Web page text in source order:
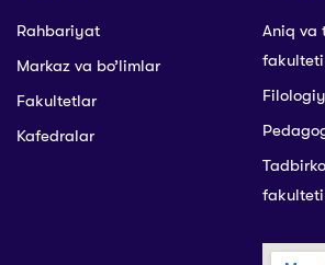
Rahbariyat
Markaz va bo’limlar
Fakultetlar
Kafedralar
Aniq va
fakulteti
fakulteti